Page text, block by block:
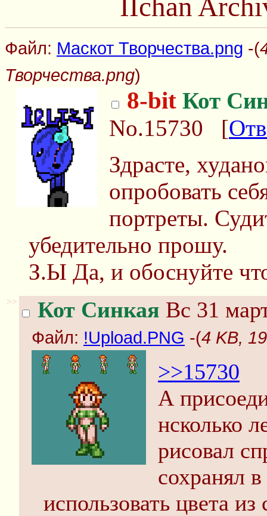
IIchan
Файл: Маскот Творчества.png -(
Творчества.png)
8-bit Кот
No.15730 [
Здрасте,
опробовать
портреты.
убедительно прошу.
З.Ы Да, и обоснуйте
>> Кот Синкая Вс 31
Файл: !Upload.PNG -(4 KB,
>>15730
А
нсколько
рисовал
сохранял
использовать цвета